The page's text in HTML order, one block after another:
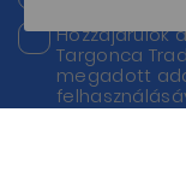
Hozzájárulok
Targonca
megadott
kapcsolatba